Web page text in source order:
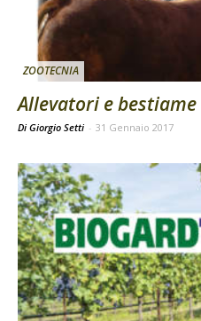
ZOOTECNIA
Allevatori e bestiame
Di Giorgio Setti - 31 Gennaio 2017